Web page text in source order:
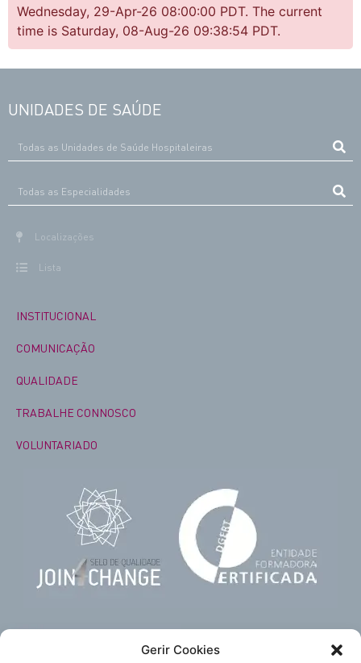
Gerir Cookies
Wednesday, 29-Apr-26 08:00:00 PDT. The current
time is Saturday, 08-Aug-26 09:38:54 PDT.
UNIDADES DE SAÚDE
Localizações
Lista
INSTITUCIONAL
COMUNICAÇÃO
QUALIDADE
TRABALHE CONNOSCO
VOLUNTARIADO